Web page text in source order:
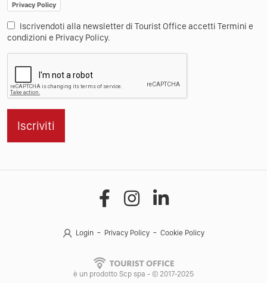
Privacy Policy
Iscrivendoti alla newsletter di Tourist Office accetti Termini e
condizioni e Privacy Policy.
Iscriviti
Login Privacy Policy Cookie Policy
è un prodotto Scp spa - © 2017-2025